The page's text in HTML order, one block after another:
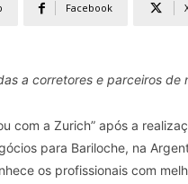
Facebook
a corretores e parceiros de
com a Zurich” após a
para Bariloche, na
os profissionais com